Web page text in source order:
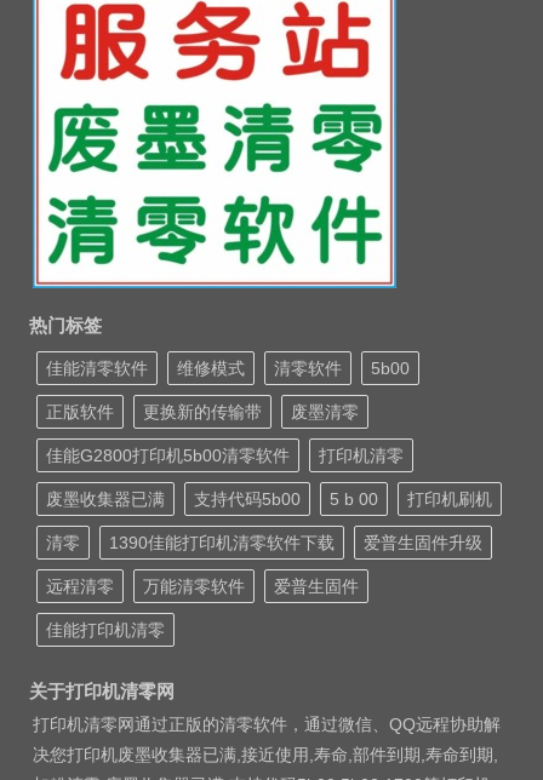
热门标签
佳能清零软件 维修模式 清零软件 5b00
正版软件 更换新的传输带 废墨清零
佳能G2800打印机5b00清零软件 打印机清零
废墨收集器已满 支持代码5b00 5 b 00 打印机刷机
清零 1390佳能打印机清零软件下载 爱普生固件升级
远程清零 万能清零软件 爱普生固件
佳能打印机清零
关于打印机清零网
打印机清零网通过正版的清零软件，通过微信、QQ远程协助解
决您打印机废墨收集器已满,接近使用,寿命,部件到期,寿命到期,